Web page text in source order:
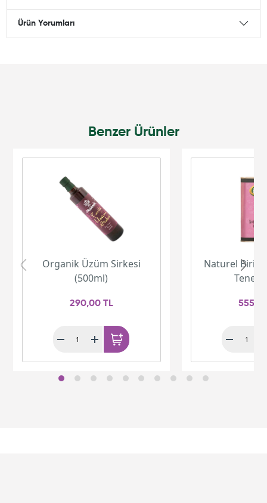
Ürün Yorumları
Benzer Ürünler
Organik Üzüm Sirkesi
(500ml)
290,00 TL
Naturel